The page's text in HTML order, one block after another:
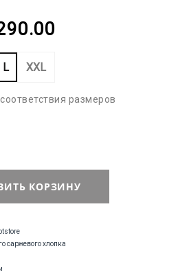
L XXL
размеров
КОРЗИНУ
саржевого хлопка